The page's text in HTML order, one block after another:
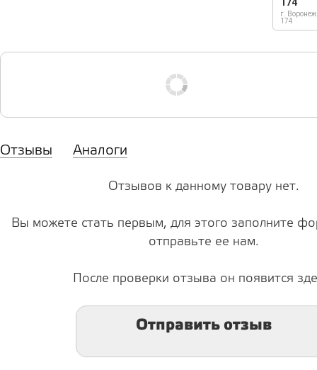
г.
174
Отзывы Аналоги
Отзывов к данному товару нет.
Вы можете стать первым, для этого заполните
отправьте ее нам.
После проверки отзыва он появится
Отправить отзыв